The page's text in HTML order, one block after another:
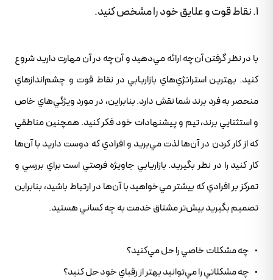
1. نقاط قوت و علايق خود را مشخص کنيد.
با در نظر گرفتن آن‌چه ارائه مي‌دهيد و آن‌چه در آن مهارت داريد شروع
کنيد. بهترين استراتژي‌هاي بازاريابي در نقاط قوت و چشم‌اندازهاي
منحصر به فرد برند شما نقش دارد. بنابراين، در مورد ويژگي‌هاي خاص
و استثنايي برند، تيم و پيشنهادات خود فکر کنيد. همچنين مناطقي
که از کار کردن در آن‌ها لذت مي‌بريد و افرادي که دوست داريد با آن‌ها
کار کنيد را در نظر بگيريد. بازاريابي جاويژه فرصتي است براي بررسي و
تمرکز بر افرادي که بيشتر مي‌خواهيد با آن‌ها در ارتباط باشيد، بنابراين
تصميم بگيريد بيش‌تر مشتاق خدمت به چه کساني هستيد.
• چه مشکلات خاصي را حل مي‌کنيد؟
• چه مشکلاتي را مي‌توانيد بهتر از رقباي خود حل کنيد؟